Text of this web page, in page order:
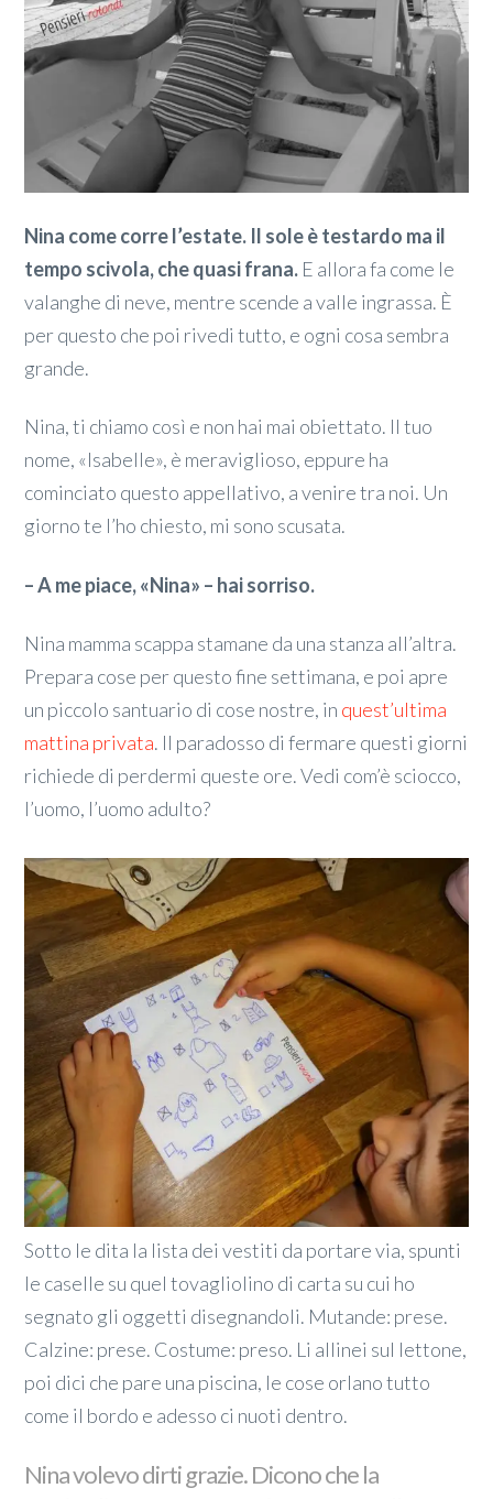
Nina come corre l’estate. Il sole è testardo ma il
tempo scivola, che quasi frana. E allora fa come le
valanghe di neve, mentre scende a valle ingrassa. È
per questo che poi rivedi tutto, e ogni cosa sembra
grande.
Nina, ti chiamo così e non hai mai obiettato. Il tuo
nome, «Isabelle», è meraviglioso, eppure ha
cominciato questo appellativo, a venire tra noi. Un
giorno te l’ho chiesto, mi sono scusata.
– A me piace, «Nina» – hai sorriso.
Nina mamma scappa stamane da una stanza all’altra.
Prepara cose per questo fine settimana, e poi apre
un piccolo santuario di cose nostre, in quest’ultima
mattina privata. Il paradosso di fermare questi giorni
richiede di perdermi queste ore. Vedi com’è sciocco,
l’uomo, l’uomo adulto?
Sotto le dita la lista dei vestiti da portare via, spunti
le caselle su quel tovagliolino di carta su cui ho
segnato gli oggetti disegnandoli. Mutande: prese.
Calzine: prese. Costume: preso. Li allinei sul lettone,
poi dici che pare una piscina, le cose orlano tutto
come il bordo e adesso ci nuoti dentro.
Nina volevo dirti grazie. Dicono che la